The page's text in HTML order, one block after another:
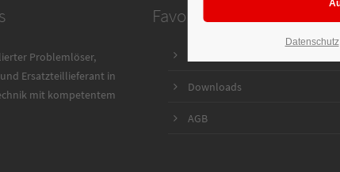
Problemlöser,
Ersatzteillieferant in
mit kompetentem
Favoriten
Downloads
AGB
Datenschutz